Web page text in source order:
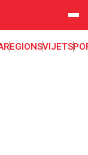
REGIONSVIJET